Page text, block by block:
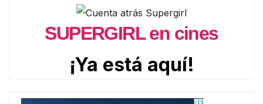
SUPERGIRL en cines
¡Ya está aquí!